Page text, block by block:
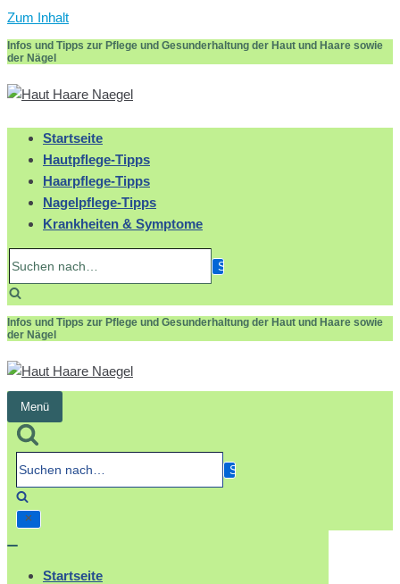
Zum Inhalt
Infos und Tipps zur Pflege und Gesunderhaltung der Haut und Haare sowie
der Nägel
Startseite
Hautpflege-Tipps
Haarpflege-Tipps
Nagelpflege-Tipps
Krankheiten & Symptome
Infos und Tipps zur Pflege und Gesunderhaltung der Haut und Haare sowie
der Nägel
Menü
Navigation
umschalten
Startseite